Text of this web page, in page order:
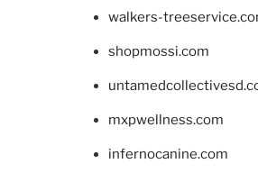
walkers-
shopmossi.com
mxpwellness.com
infernocanine.com